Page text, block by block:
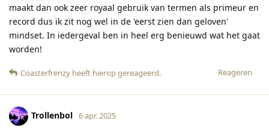
maakt dan ook zeer royaal gebruik van termen als primeur en
record dus ik zit nog wel in de 'eerst zien dan geloven'
mindset. In iedergeval ben in heel erg benieuwd wat het gaat
worden!
Reageren
Coasterfrenzy heeft hierop gereageerd.
Trollenbol 6 apr. 2025